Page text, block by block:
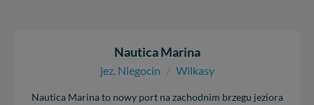
Nautica Marina
jez. Niegocin / Wilkasy
Nautica Marina to nowy port na zachodnim brzegu jeziora